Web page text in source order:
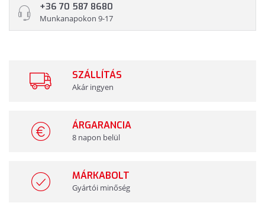
+36 70 587 8680
Munkanapokon 9-17
SZÁLLÍTÁS
Akár ingyen
ÁRGARANCIA
8 napon belül
MÁRKABOLT
Gyártói minőség